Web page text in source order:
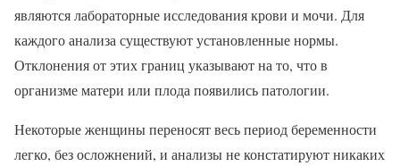
являются лабораторные исследования крови и мочи. Для
каждого анализа существуют установленные нормы.
Отклонения от этих границ указывают на то, что в
организме матери или плода появились патологии.
Некоторые женщины переносят весь период беременности
легко, без осложнений, и анализы не констатируют никаких